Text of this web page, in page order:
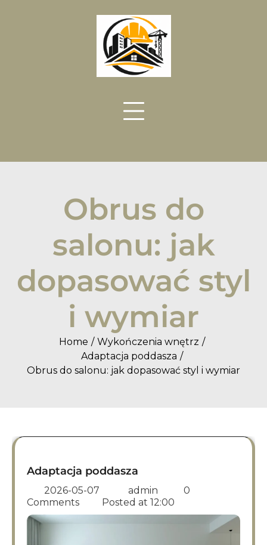
Obrus do
salonu: jak
dopasować styl
i wymiar
Home
Wykończenia wnętrz
Adaptacja poddasza
Obrus do salonu: jak dopasować styl i wymiar
Adaptacja poddasza
2026-05-07 admin
0
Comments
Posted at 12:00